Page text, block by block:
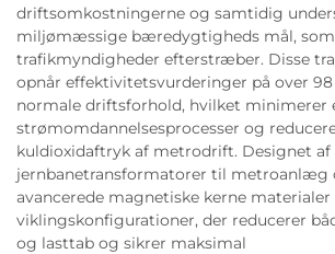
driftsomkostningerne og samtidig
miljømæssige bæredygtigheds mål,
trafikmyndigheder efterstræber. Disse
opnår effektivitetsvurderinger på over
normale driftsforhold, hvilket minimerer
strømomdannelsesprocesser og
kuldioxidaftryk af metrodrift. Designet af
jernbanetransformatorer til metroanlæg
avancerede magnetiske kerne
viklingskonfigurationer, der reducerer
og lasttab og sikrer maksimal